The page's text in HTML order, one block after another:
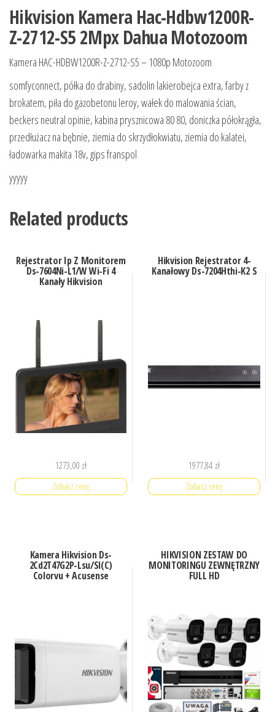
Hikvision Kamera Hac-Hdbw1200R-
Z-2712-S5 2Mpx Dahua Motozoom
Kamera HAC-HDBW1200R-Z-2712-S5 – 1080p Motozoom
somfyconnect, półka do drabiny, sadolin lakierobejca extra, farby z
brokatem, piła do gazobetonu leroy, wałek do malowania ścian,
beckers neutral opinie, kabina prysznicowa 80 80, doniczka półokrągła,
przedłużacz na bębnie, ziemia do skrzydłokwiatu, ziemia do kalatei,
ładowarka makita 18v, gips franspol
yyyyy
Related products
Rejestrator Ip Z Monitorem
Ds-7604Ni-L1/W Wi-Fi 4
Kanały Hikvision
1273,00 zł
Zobacz cenę
Hikvision Rejestrator 4-
Kanałowy Ds-7204Hthi-K2 S
1977,84 zł
Zobacz cenę
Kamera Hikvision Ds-
2Cd2T47G2P-Lsu/Sl(C)
Colorvu + Acusense
HIKVISION ZESTAW DO
MONITORINGU ZEWNĘTRZNY
FULL HD